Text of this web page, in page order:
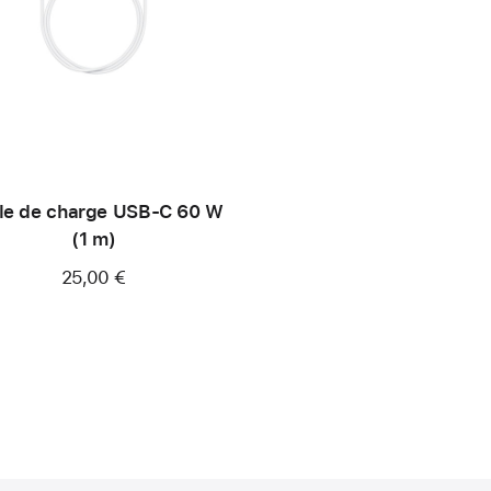
de charge USB‑C 60 W
(1 m)
25,00 €